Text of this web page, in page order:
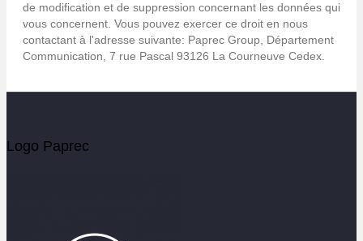
de modification et de suppression concernant les données qui
vous concernent. Vous pouvez exercer ce droit en nous
contactant à l'adresse suivante: Paprec Group, Département
Communication, 7 rue Pascal 93126 La Courneuve Cedex.
Logo Paprec